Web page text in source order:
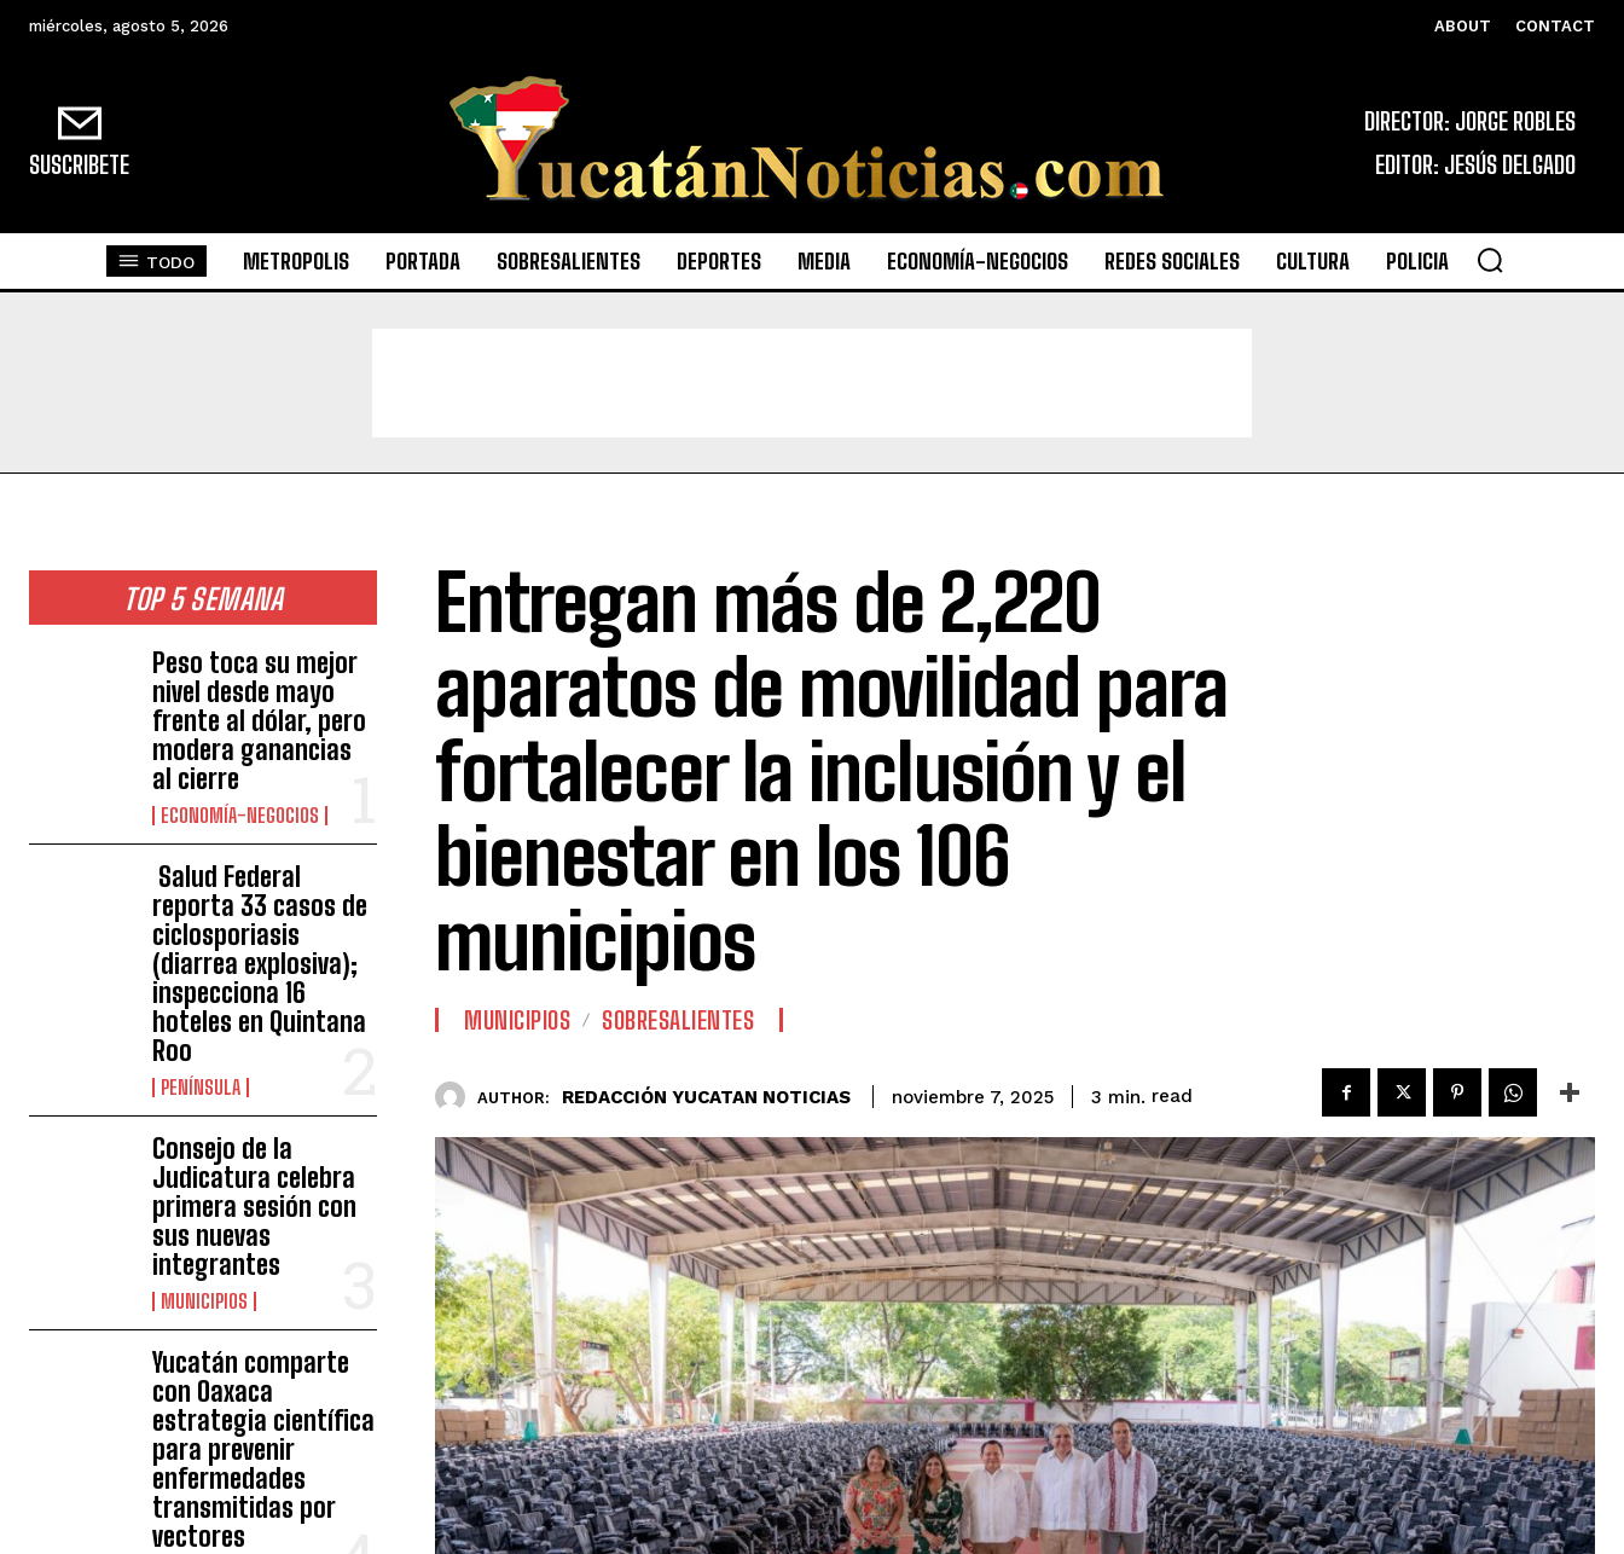
miércoles, agosto 5, 2026 ABOUT CONTACT
SUSCRIBETE
DIRECTOR: JORGE ROBLES
EDITOR: JESÚS DELGADO
TODO METROPOLIS PORTADA SOBRESALIENTES DEPORTES MEDIA ECONOMÍA-NEGOCIOS REDES SOCIALES CULTURA POLICIA
TOP 5 SEMANA
Peso toca su mejor
nivel desde mayo
frente al dólar, pero
modera ganancias
al cierre
ECONOMÍA-NEGOCIOS
Salud Federal
reporta 33 casos de
ciclosporiasis
(diarrea explosiva);
inspecciona 16
hoteles en Quintana
Roo
PENÍNSULA
Consejo de la
Judicatura celebra
primera sesión con
sus nuevas
integrantes
MUNICIPIOS
Yucatán comparte
con Oaxaca
estrategia científica
para prevenir
enfermedades
transmitidas por
vectores
Entregan más de 2,220
aparatos de movilidad para
fortalecer la inclusión y el
bienestar en los 106
municipios
MUNICIPIOS SOBRESALIENTES
AUTHOR: REDACCIÓN YUCATAN NOTICIAS noviembre 7, 2025 3 min. read